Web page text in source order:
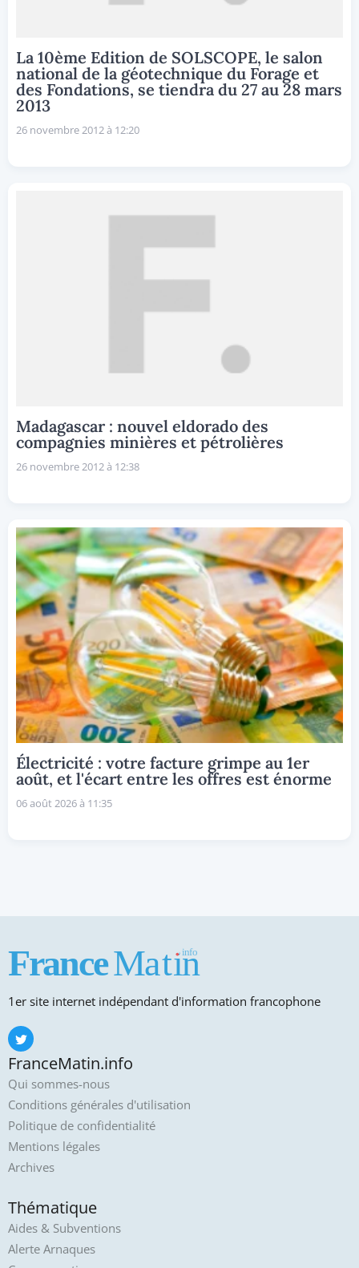
La 10ème Edition de SOLSCOPE, le salon
national de la géotechnique du Forage et
des Fondations, se tiendra du 27 au 28 mars
2013
26 novembre 2012 à 12:20
Madagascar : nouvel eldorado des
compagnies minières et pétrolières
26 novembre 2012 à 12:38
Électricité : votre facture grimpe au 1er
août, et l'écart entre les offres est énorme
06 août 2026 à 11:35
1er site internet indépendant d'information francophone
FranceMatin.info
Qui sommes-nous
Conditions générales d'utilisation
Politique de confidentialité
Mentions légales
Archives
Thématique
Aides & Subventions
Alerte Arnaques